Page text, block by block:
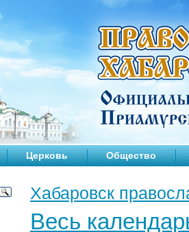
Церковь Общество
Хабаровск
Весь